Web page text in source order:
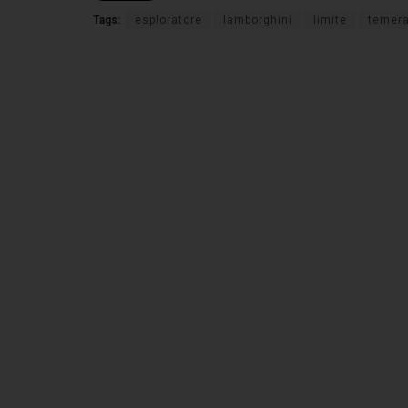
Tags: esploratore lamborghini limite